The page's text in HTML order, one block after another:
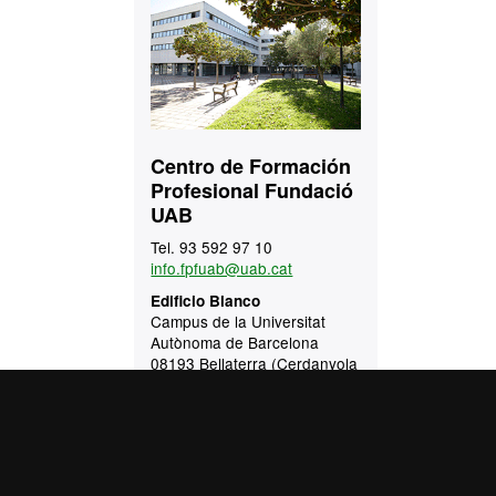
Centro de Formación
Profesional Fundació
UAB
Tel. 93 592 97 10
info.fpfuab@uab.cat
Edificio Blanco
Campus de la Universitat
Autònoma de Barcelona
08193 Bellaterra (Cerdanyola